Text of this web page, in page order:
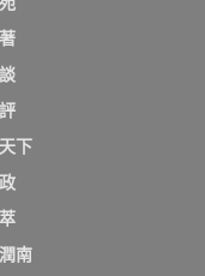
下
南